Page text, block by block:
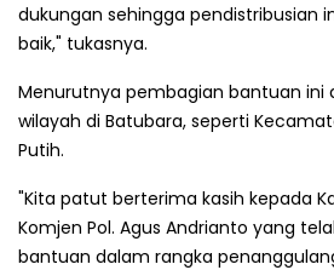
dukungan sehingga pendistribusian
baik," tukasnya.
Menurutnya pembagian bantuan ini
wilayah di Batubara, seperti
Putih.
"Kita patut berterima kasih kepada
Komjen Pol. Agus Andrianto yang
bantuan dalam rangka